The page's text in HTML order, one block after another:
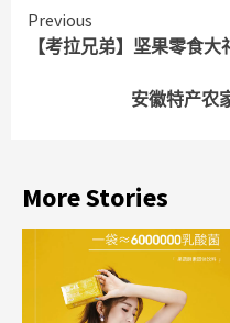
Continue
Reading
Previous
【考拉兄弟】坚果零食
安徽特产农
More Stories